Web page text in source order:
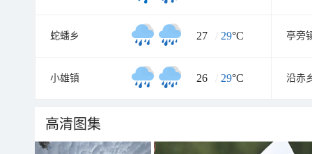
蛇蟠乡 27 / 29°C 亭旁
小雄镇 26 / 29°C 沿赤
高清图集